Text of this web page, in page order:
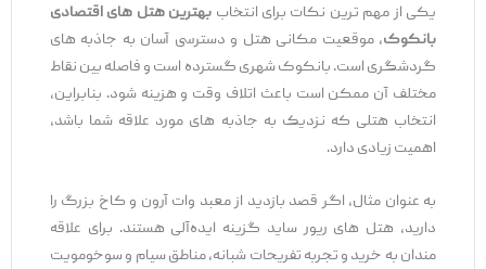
یکی از مهم ‌ترین نکات برای انتخاببهترین هتل‌ های اقتصادی
بانکوک، موقعیت مکانی هتل و دسترسی آسان به جاذبه ‌های
گردشگری است. بانکوک شهری گسترده است و فاصله بین نقاط
مختلف آن ممکن است باعث اتلاف وقت و هزینه شود. بنابراین،
انتخاب هتلی که نزدیک به جاذبه ‌های مورد علاقه شما باشد،
اهمیت زیادی دارد.
به عنوان مثال، اگر قصد بازدید از معبد وات آرون و کاخ بزرگ را
دارید، هتل ‌های ریور ساید گزینه ایده‌آلی هستند. برای علاقه‌
مندان به خرید و تجربه تفریحات شبانه، مناطق سیام و سوخومویت